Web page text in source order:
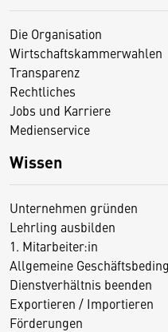
Die Organisation
Wirtschaftskammerwahlen
Transparenz
Rechtliches
Jobs und Karriere
Medienservice
Wissen
Unternehmen gründen
Lehrling ausbilden
1. Mitarbeiter:in
Allgemeine
Dienstverhältnis beenden
Exportieren / Importieren
Förderungen